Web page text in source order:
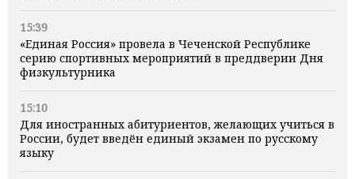
15:39
«Единая Россия» провела в Чеченской Республике
серию спортивных мероприятий в преддверии Дня
физкультурника
15:10
Для иностранных абитуриентов, желающих учиться в
России, будет введён единый экзамен по русскому
языку